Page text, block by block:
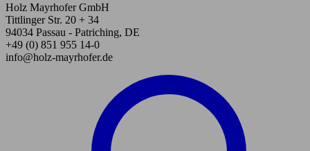
Holz Mayrhofer GmbH
Tittlinger Str. 20 + 34
94034 Passau - Patriching, DE
+49 (0) 851 955 14-0
info@holz-mayrhofer.de